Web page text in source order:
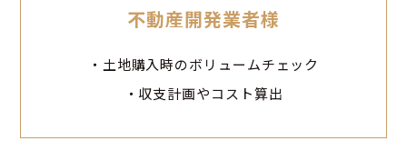
不動産開発業者様
土地購入時のボリュームチェック
収支計画やコスト算出